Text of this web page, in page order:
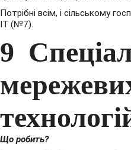
Потрібні всім, і сільському
IT (№7).
9
Що робить?